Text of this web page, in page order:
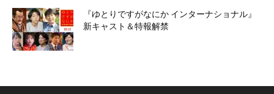
『ゆとりですがなにか インターナショナル』
新キャスト＆特報解禁